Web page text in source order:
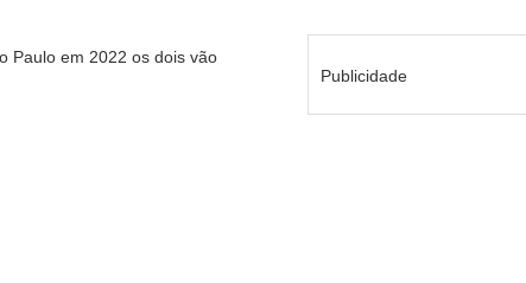
Paulo em 2022 os dois vão
Publicidade